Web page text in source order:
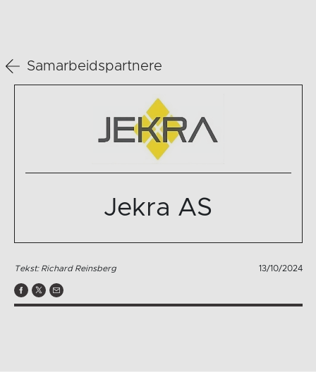
Samarbeidspartnere
Jekra AS
Tekst: Richard Reinsberg 13/10/2024